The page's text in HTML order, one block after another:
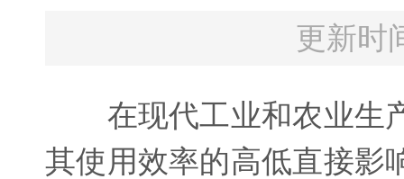
更新时
在现代工业和农业生产
其使用效率的高低直接影